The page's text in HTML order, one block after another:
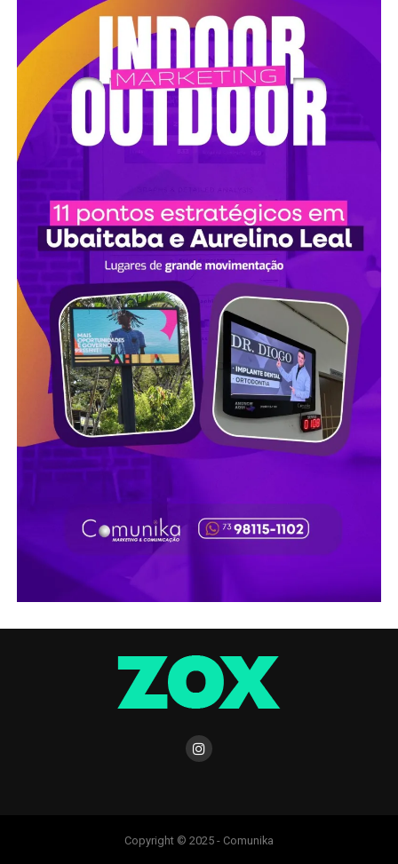
Copyright © 2025 - Comunika